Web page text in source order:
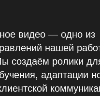
видео — одно из
нашей
создаём ролики
адаптации